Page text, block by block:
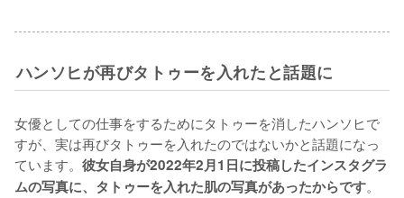
ハンソヒが再びタトゥーを入れたと話題に
女優としての仕事をするためにタトゥーを消したハンソヒで
すが、実は再びタトゥーを入れたのではないかと話題になっ
ています。 彼女自身が2022年2月1日に投稿したインスタグラ
ムの写真に、タトゥーを入れた肌の写真があったからです。